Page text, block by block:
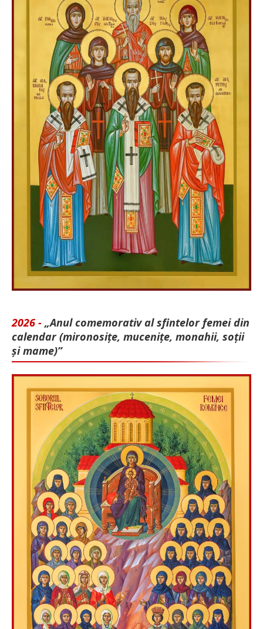
2026 - „Anul comemorativ al sfintelor femei din
calendar (mironosițe, mu­cenițe, monahii, soții
și mame)”